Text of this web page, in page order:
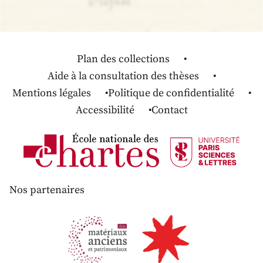
Plan des collections
Aide à la consultation des thèses
Mentions légales
Politique de confidentialité
Accessibilité
Contact
Nos partenaires